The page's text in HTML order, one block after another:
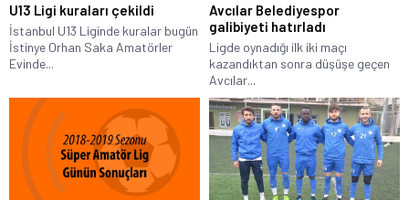
U13 Ligi kuraları çekildi
İstanbul U13 Liginde kuralar bugün
İstinye Orhan Saka Amatörler
Evinde...
Avcılar Belediyespor
galibiyeti hatırladı
Ligde oynadığı ilk iki maçı
kazandıktan sonra düşüşe geçen
Avcılar...